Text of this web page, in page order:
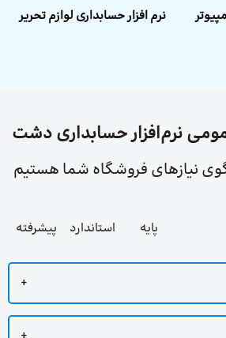
نرم افزار حسابداری لوازم تحریر
نرم‌افزار حسابداری دشت
نیازهای فروشگاه شما هستیم
پایه استاندارد پیشرفته